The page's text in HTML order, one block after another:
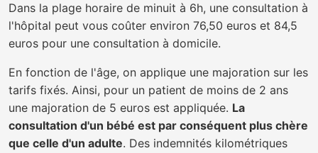
Dans la plage horaire de minuit à 6h, une consultation à
l'hôpital peut vous coûter environ 76,50 euros et 84,5
euros pour une consultation à domicile.
En fonction de l'âge, on applique une majoration sur les
tarifs fixés. Ainsi, pour un patient de moins de 2 ans
une majoration de 5 euros est appliquée. La
consultation d'un bébé est par conséquent plus chère
que celle d'un adulte. Des indemnités kilométriques